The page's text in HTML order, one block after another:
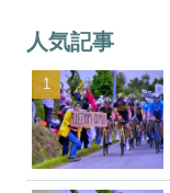
人気記事